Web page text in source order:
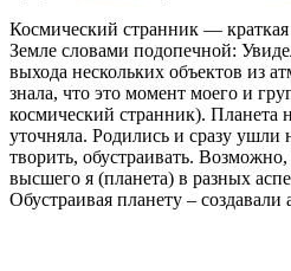
Космический странник — краткая
Земле словами подопечной:
выхода нескольких объектов из
знала, что это момент моего и
космический странник). Планета
уточняла. Родились и сразу ушли
творить, обустраивать.
высшего я (планета) в разных
Обустраивая планету – создавали